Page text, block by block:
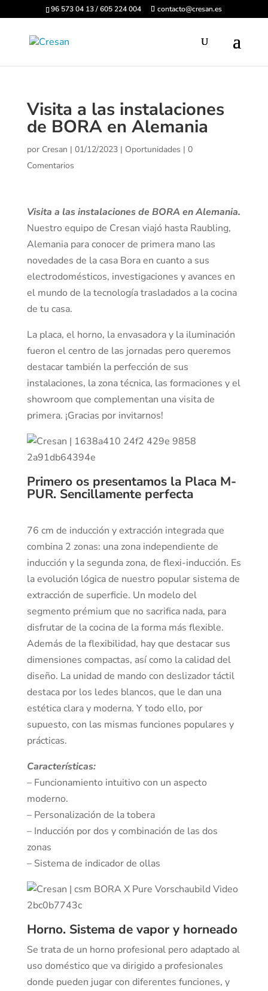
96 573 04 13 / 605 224 004 contacto@cresan.es
Visita a las instalaciones
de BORA en Alemania
por Cresan | 01/12/2023| Oportunidades | 0
Comentarios
Visita a las instalaciones de BORA en Alemania.
Nuestro equipo de Cresan viajó hasta Raubling,
Alemania para conocer de primera mano las
novedades de la casa Bora en cuanto a sus
electrodomésticos, investigaciones y avances en
el mundo de la tecnología trasladados a la cocina
de tu casa.
La placa, el horno, la envasadora y la iluminación
fueron el centro de las jornadas pero queremos
destacar también la perfección de sus
instalaciones, la zona técnica, las formaciones y el
showroom que complementan una visita de
primera. ¡Gracias por invitarnos!
Primero os presentamos la Placa M-
PUR. Sencillamente perfecta
76 cm de inducción y extracción integrada que
combina 2 zonas: una zona independiente de
inducción y la segunda zona, de flexi-inducción. Es
la evolución lógica de nuestro popular sistema de
extracción de superficie. Un modelo del
segmento prémium que no sacrifica nada, para
disfrutar de la cocina de la forma más flexible.
Además de la flexibilidad, hay que destacar sus
dimensiones compactas, así como la calidad del
diseño. La unidad de mando con deslizador táctil
destaca por los ledes blancos, que le dan una
estética clara y moderna. Y todo ello, por
supuesto, con las mismas funciones populares y
prácticas.
Características:
– Funcionamiento intuitivo con un aspecto
moderno.
– Personalización de la tobera
– Inducción por dos y combinación de las dos
zonas
– Sistema de indicador de ollas
Horno. Sistema de vapor y horneado
Se trata de un horno profesional pero adaptado al
uso doméstico que va dirigido a profesionales
donde pueden jugar con diferentes funciones, y